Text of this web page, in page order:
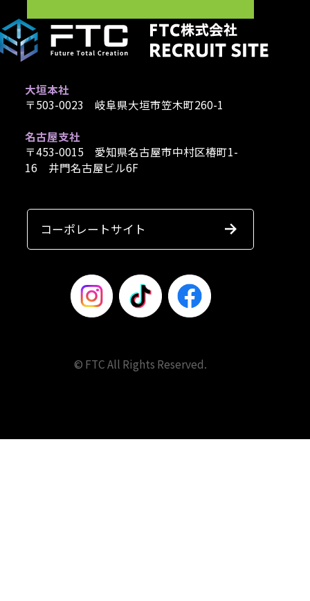
大垣本社
〒503-0023 岐阜県大垣市笠木町260-1
名古屋支社
〒453-0015 愛知県名古屋市中村区椿町1-
16 井門名古屋ビル6F
コーポレートサイト
© FTC All Rights Reserved.